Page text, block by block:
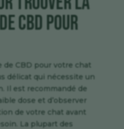
CBD pour
de CBD pour votre chat
délicat qui nécessite un
Il est recommandé de
dose et d’observer
de votre chat avant
La plupart des